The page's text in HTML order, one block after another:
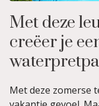
Met deze
creëer je
Met deze zomerse